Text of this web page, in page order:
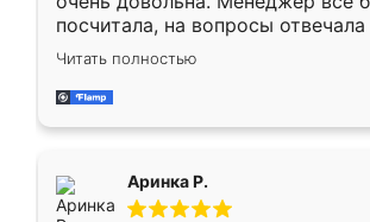
посчитала, на вопросы отвечала
Замерщик приехал в субботу,
делу со всей ответственностью.
за день, ребята работали
Читать полностью
Аринка Р.